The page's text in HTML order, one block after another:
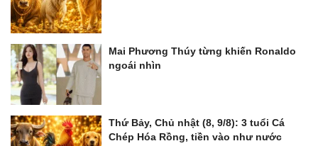
Mai Phương Thúy từng khiến Ronaldo
ngoái nhìn
Thứ Bảy, Chủ nhật (8, 9/8): 3 tuổi Cá
Chép Hóa Rồng, tiền vào như nước